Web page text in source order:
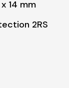
14 mm
2RS